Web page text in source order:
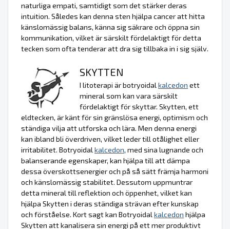
naturliga empati, samtidigt som det stärker deras
intuition. Således kan denna sten hjälpa cancer att hitta
känslomässig balans, känna sig säkrare och öppna sin
kommunikation, vilket är särskilt fördelaktigt för detta
tecken som ofta tenderar att dra sig tillbaka in i sig själv.
SKYTTEN
I litoterapi är botryoidalkalcedon ett
mineral som kan vara särskilt
fördelaktigt för skyttar. Skytten, ett
eldtecken, är känt för sin gränslösa energi, optimism och
ständiga vilja att utforska och lära. Men denna energi
kan ibland bli överdriven, vilket leder till otålighet eller
irritabilitet. Botryoidalkalcedon, med sina lugnande och
balanserande egenskaper, kan hjälpa till att dämpa
dessa överskottsenergier och på så sätt främja harmoni
och känslomässig stabilitet. Dessutom uppmuntrar
detta mineral till reflektion och öppenhet, vilket kan
hjälpa Skytten i deras ständiga strävan efter kunskap
och förståelse. Kort sagt kan Botryoidalkalcedon hjälpa
Skytten att kanalisera sin energi på ett mer produktivt